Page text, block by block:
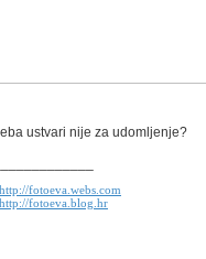
ustvari nije za udomljenje?
http://fotoeva.webs.com
http://fotoeva.blog.hr